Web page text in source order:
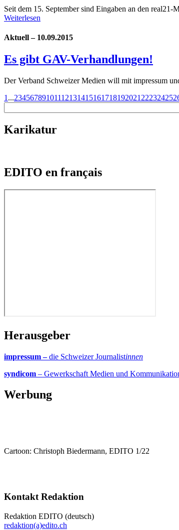
Seit dem 15. September sind Eingaben an den
Weiterlesen
Aktuell – 10.09.2015
Es gibt GAV-Verhandlungen!
Der Verband Schweizer Medien will mit impressum
1 ...23456789101112131415161718192021 22232425
Karikatur
EDITO en français
Herausgeber
impressum –die Schweizer Journalistinnen
syndicom – Gewerkschaft Medien und
Werbung
Cartoon: Christoph Biedermann, EDITO 1/22
Kontakt Redaktion
Redaktion EDITO (deutsch)
redaktion(a)edito.ch